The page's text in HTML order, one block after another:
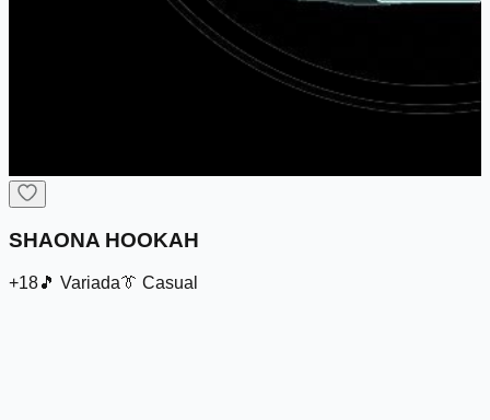
SHAONA HOOKAH
+18🎵 Variada👔 Casual